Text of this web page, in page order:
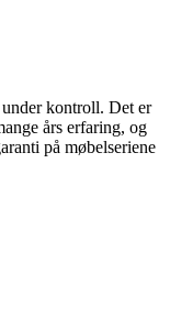
kontroll. Det er
års erfaring, og
på møbelseriene